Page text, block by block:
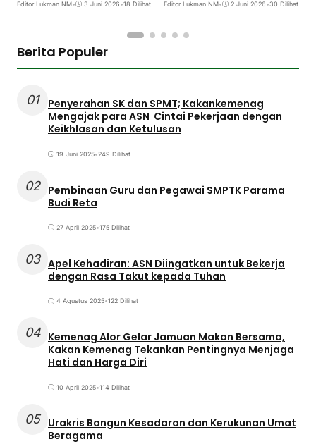
Editor Lukman NM• 3 Juni 2026•18 Dilihat Editor Lukman NM• 2 Juni 2026•30 Dilihat
Berita Populer
01
Penyerahan SK dan SPMT; Kakankemenag
Mengajak para ASN Cintai Pekerjaan dengan
Keikhlasan dan Ketulusan
19 Juni 2025•249 Dilihat
02 Pembinaan Guru dan Pegawai SMPTK Parama
Budi Reta
27 April 2025•175 Dilihat
03 Apel Kehadiran: ASN Diingatkan untuk Bekerja
dengan Rasa Takut kepada Tuhan
4 Agustus 2025•122 Dilihat
04 Kemenag Alor Gelar Jamuan Makan Bersama,
Kakan Kemenag Tekankan Pentingnya Menjaga
Hati dan Harga Diri
10 April 2025•114 Dilihat
05 Urakris Bangun Kesadaran dan Kerukunan Umat
Beragama